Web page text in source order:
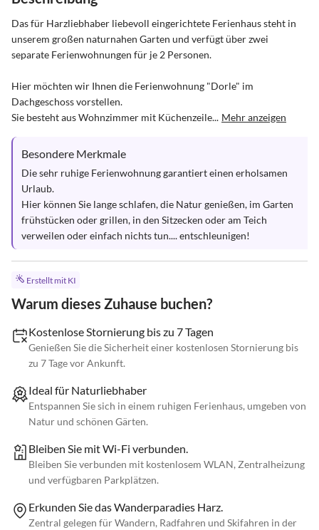
Das für Harzliebhaber liebevoll eingerichtete Ferienhaus steht in
unserem großen naturnahen Garten und verfügt über zwei
separate Ferienwohnungen für je 2 Personen.
Hier möchten wir Ihnen die Ferienwohnung "Dorle" im
Dachgeschoss vorstellen.
Sie besteht aus Wohnzimmer mit Küchenzeile... Mehr anzeigen
Besondere Merkmale
Die sehr ruhige Ferienwohnung garantiert einen erholsamen
Urlaub.
Hier können Sie lange schlafen, die Natur genießen, im Garten
frühstücken oder grillen, in den Sitzecken oder am Teich
verweilen oder einfach nichts tun.... entschleunigen!
Erstellt mit KI
Warum dieses Zuhause buchen?
Kostenlose Stornierung bis zu 7 Tagen
Genießen Sie die Sicherheit einer kostenlosen Stornierung bis
zu 7 Tage vor Ankunft.
Ideal für Naturliebhaber
Entspannen Sie sich in einem ruhigen Ferienhaus, umgeben von
Natur und schönen Gärten.
Bleiben Sie mit Wi-Fi verbunden.
Bleiben Sie verbunden mit kostenlosem WLAN, Zentralheizung
und verfügbaren Parkplätzen.
Erkunden Sie das Wanderparadies Harz.
Zentral gelegen für Wandern, Radfahren und Skifahren in der